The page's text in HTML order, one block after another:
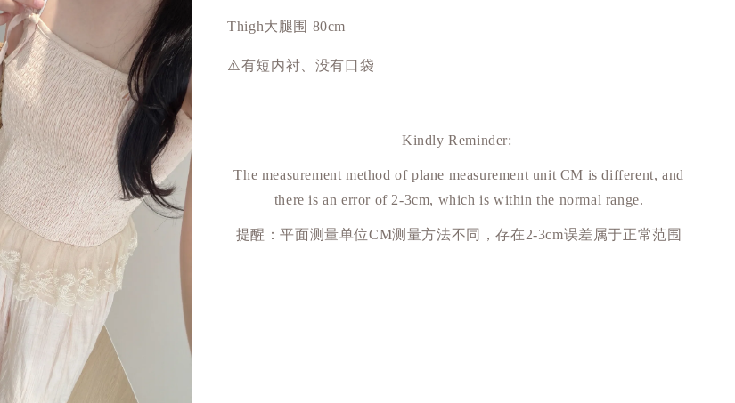
Thigh大腿围 80cm
⚠️有短内衬、没有口袋
Kindly Reminder:
The measurement method of plane measurement unit CM is different, and
there is an error of 2-3cm, which is within the normal range.
提醒：平面测量单位CM测量方法不同，存在2-3cm误差属于正常范围